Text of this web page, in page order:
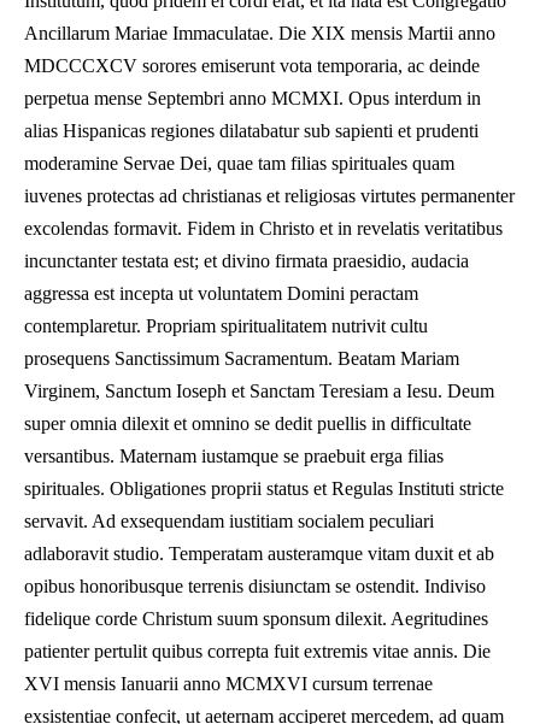
Ancillarum Mariae Immaculatae. Die XIX mensis Martii anno
MDCCCXCV sorores emiserunt vota temporaria, ac deinde
perpetua mense Septembri anno MCMXI. Opus interdum in
alias Hispanicas regiones dilatabatur sub sapienti et prudenti
moderamine Servae Dei, quae tam filias spirituales quam
iuvenes protectas ad christianas et religiosas virtutes permanenter
excolendas formavit. Fidem in Christo et in revelatis veritatibus
incunctanter testata est; et divino firmata praesidio, audacia
aggressa est incepta ut voluntatem Domini peractam
contemplaretur. Propriam spiritualitatem nutrivit cultu
prosequens Sanctissimum Sacramentum. Beatam Mariam
Virginem, Sanctum Ioseph et Sanctam Teresiam a Iesu. Deum
super omnia dilexit et omnino se dedit puellis in difficultate
versantibus. Maternam iustamque se praebuit erga filias
spirituales. Obligationes proprii status et Regulas Instituti stricte
servavit. Ad exsequendam iustitiam socialem peculiari
adlaboravit studio. Temperatam austeramque vitam duxit et ab
opibus honoribusque terrenis disiunctam se ostendit. Indiviso
fidelique corde Christum suum sponsum dilexit. Aegritudines
patienter pertulit quibus correpta fuit extremis vitae annis. Die
XVI mensis Ianuarii anno MCMXVI cursum terrenae
exsistentiae confecit, ut aeternam acciperet mercedem, ad quam